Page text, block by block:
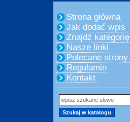
Strona główna
Jak dodać wpis
Znajdź kategorię
Nasze linki
Polecane strony
Regulamin
Kontakt